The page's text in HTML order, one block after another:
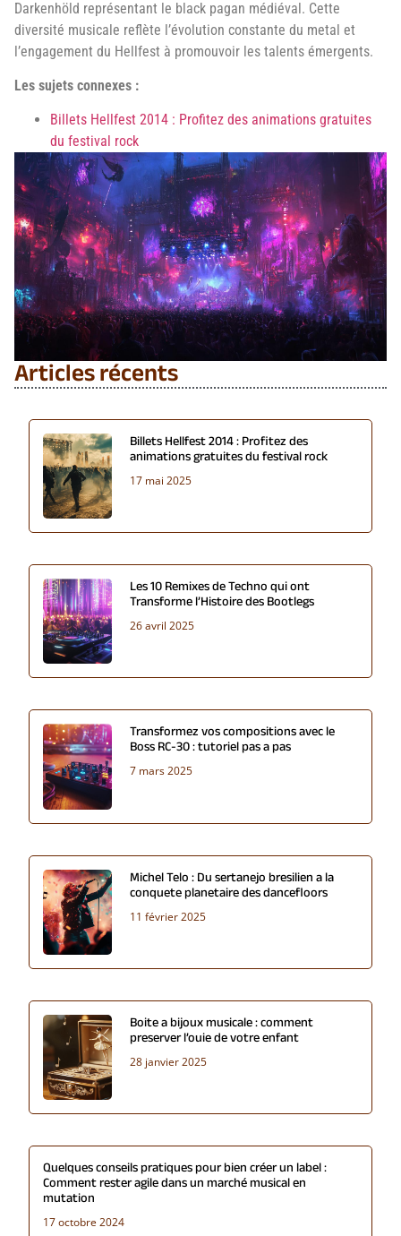
Darkenhöld représentant le black pagan médiéval. Cette
diversité musicale reflète l’évolution constante du metal et
l’engagement du Hellfest à promouvoir les talents émergents.
Les sujets connexes :
Billets Hellfest 2014 : Profitez des animations gratuites
du festival rock
Articles récents
Billets Hellfest 2014 : Profitez des
animations gratuites du festival rock
17 mai 2025
Les 10 Remixes de Techno qui ont
Transforme l’Histoire des Bootlegs
26 avril 2025
Transformez vos compositions avec le
Boss RC-30 : tutoriel pas a pas
7 mars 2025
Michel Telo : Du sertanejo bresilien a la
conquete planetaire des dancefloors
11 février 2025
Boite a bijoux musicale : comment
preserver l’ouie de votre enfant
28 janvier 2025
Quelques conseils pratiques pour bien créer un label :
Comment rester agile dans un marché musical en
mutation
17 octobre 2024